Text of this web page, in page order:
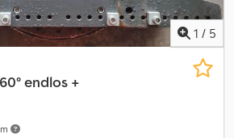
1 / 5
endlos +